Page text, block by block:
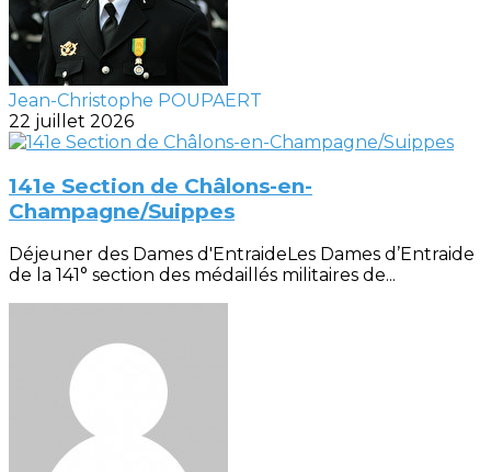
Jean-Christophe POUPAERT
22 juillet 2026
141e Section de Châlons-en-
Champagne/Suippes
Déjeuner des Dames d'EntraideLes Dames d’Entraide
de la 141° section des médaillés militaires de...